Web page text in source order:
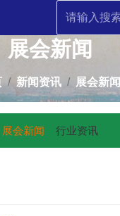
展会新闻
新闻资讯 展会新闻
展会新闻 行业资讯